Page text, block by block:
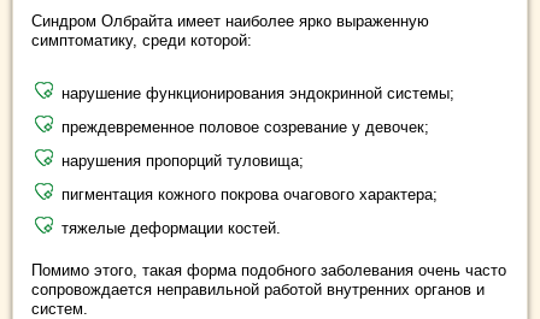
Синдром Олбрайта имеет наиболее ярко выраженную
симптоматику, среди которой:
нарушение функционирования эндокринной системы;
преждевременное половое созревание у девочек;
нарушения пропорций туловища;
пигментация кожного покрова очагового характера;
тяжелые деформации костей.
Помимо этого, такая форма подобного заболевания очень часто
сопровождается неправильной работой внутренних органов и
систем.